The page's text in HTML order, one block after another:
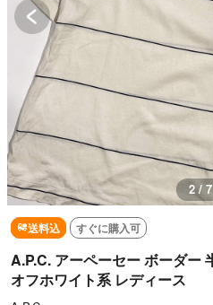
2 / 7
送料込 すぐに購入可
A.P.C. アーペーセー ボーダー
オフホワイト系 レディース